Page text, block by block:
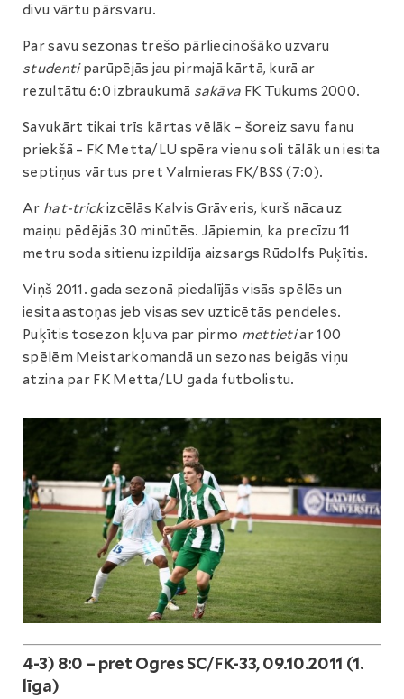
divu vārtu pārsvaru.
Par savu sezonas trešo pārliecinošāko uzvaru
studentiparūpējās jau pirmajā kārtā, kurā ar
rezultātu 6:0 izbraukumā sakāva FK Tukums 2000.
Savukārt tikai trīs kārtas vēlāk – šoreiz savu fanu
priekšā – FK Metta/LU spēra vienu soli tālāk un iesita
septiņus vārtus pret Valmieras FK/BSS (7:0).
Ar hat-trickizcēlās Kalvis Grāveris, kurš nāca uz
maiņu pēdējās 30 minūtēs. Jāpiemin, ka precīzu 11
metru soda sitienu izpildīja aizsargs Rūdolfs Puķītis.
Viņš 2011. gada sezonā piedalījās visās spēlēs un
iesita astoņas jeb visas sev uzticētās pendeles.
Puķītis tosezon kļuva par pirmo mettietiar 100
spēlēm Meistarkomandā un sezonas beigās viņu
atzina par FK Metta/LU gada futbolistu.
4-3) 8:0 – pret Ogres SC/FK-33, 09.10.2011 (1.
līga)